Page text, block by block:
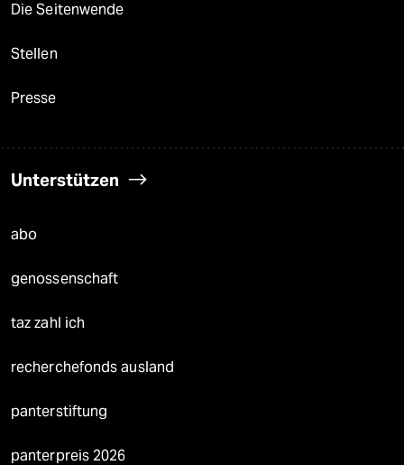
Die Seitenwende
Stellen
Presse
Unterstützen
abo
genossenschaft
taz zahl ich
recherchefonds ausland
panterstiftung
panterpreis 2026